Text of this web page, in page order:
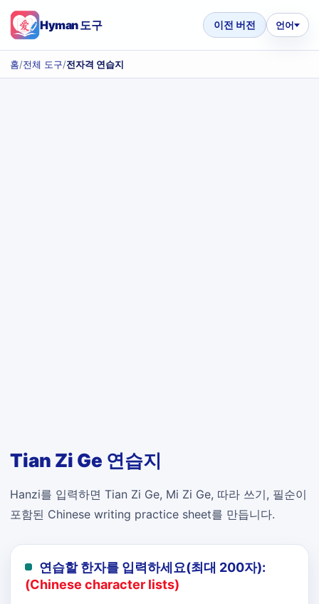
Hyman 도구 이전 버전 언어
홈/전체 도구/전자격 연습지
Tian Zi Ge 연습지
Hanzi를 입력하면 Tian Zi Ge, Mi Zi Ge, 따라 쓰기, 필순이
포함된 Chinese writing practice sheet를 만듭니다.
연습할 한자를 입력하세요(최대 200자):
(Chinese character lists)